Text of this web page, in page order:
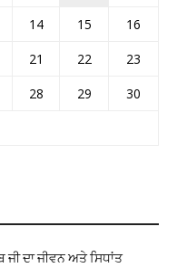
14 15
16
21 22
23
28 29
30
ਦਾ ਜੀਵਨ ਅਤੇ ਸਿਧਾਂਤ